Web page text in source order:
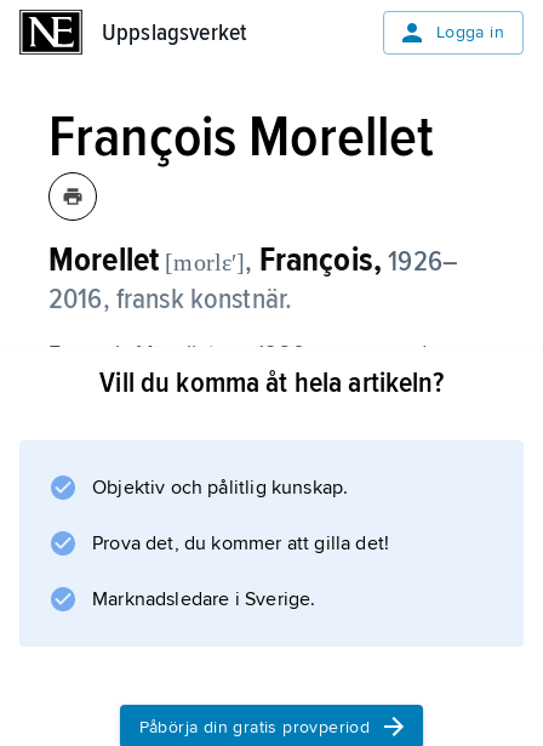
Uppslagsverket Logga in
François Morellet
Morellet [morlɛʹ], François, 1926–
2016, fransk konstnär.
François Morellet var 1960 en av grundarna
av konstnärsgruppen Groupe de Recherche
former – han konstruerade 1953 ett gallerverk
även utförde i tre dimensioner.
Vill du komma åt hela artikeln?
Objektiv och pålitlig kunskap.
Prova det, du kommer att gilla det!
Marknadsledare i Sverige.
Påbörja din gratis provperiod